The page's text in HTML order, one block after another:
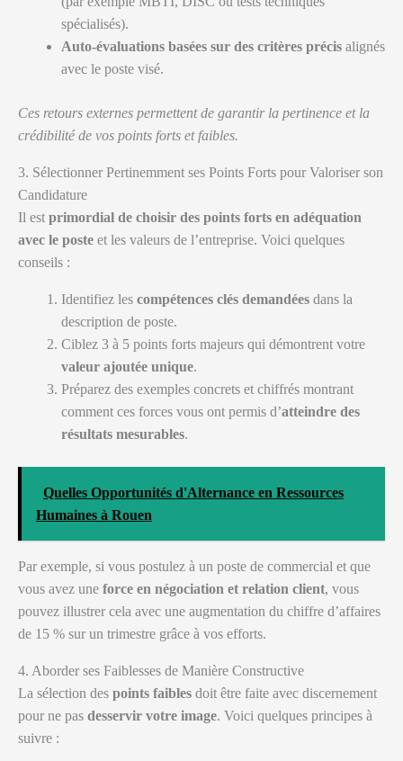
spécialisés).
Auto-évaluations basées sur des critères précis alignés
avec le poste visé.
Ces retours externes permettent de garantir la pertinence et la
crédibilité de vos points forts et faibles.
3. Sélectionner Pertinemment ses Points Forts pour Valoriser son
Candidature
Il est primordial de choisir des points forts en adéquation
avec le poste et les valeurs de l’entreprise. Voici quelques
conseils :
Identifiez les compétences clés demandées dans la
description de poste.
Ciblez 3 à 5 points forts majeurs qui démontrent votre
valeur ajoutée unique.
Préparez des exemples concrets et chiffrés montrant
comment ces forces vous ont permis d’atteindre des
résultats mesurables.
Quelles Opportunités d'Alternance en Ressources
Humaines à Rouen
Par exemple, si vous postulez à un poste de commercial et que
vous avez une force en négociation et relation client, vous
pouvez illustrer cela avec une augmentation du chiffre d’affaires
de 15 % sur un trimestre grâce à vos efforts.
4. Aborder ses Faiblesses de Manière Constructive
La sélection des points faibles doit être faite avec discernement
pour ne pas desservir votre image. Voici quelques principes à
suivre :